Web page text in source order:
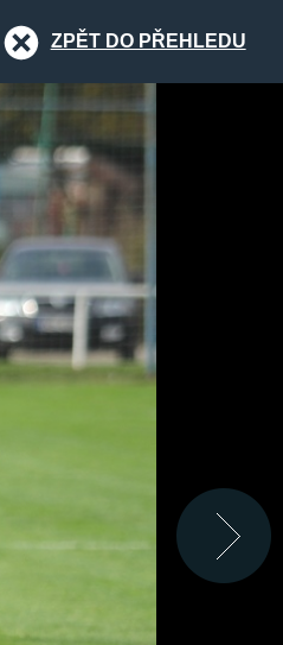
ZPĚT DO PŘEHLEDU